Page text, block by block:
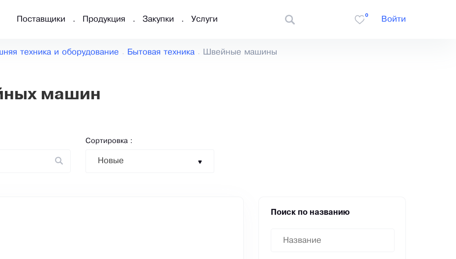
Поставщики Продукция Закупки Услуги
0
Войти
техника и оборудование Бытовая техника Швейные машины
машин
Сортировка :
Новые
Поиск по названию